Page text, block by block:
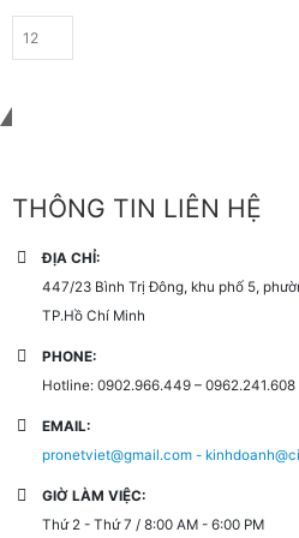
THÔNG TIN LIÊN HỆ
ĐỊA CHỈ:
447/23 Bình Trị Đông, khu phố 5,
TP.Hồ Chí Minh
PHONE:
Hotline: 0902.966.449 – 0962.241.608
EMAIL:
pronetviet@gmail.com -
GIỜ LÀM VIỆC:
Thứ 2 - Thứ 7 / 8:00 AM - 6:00 PM